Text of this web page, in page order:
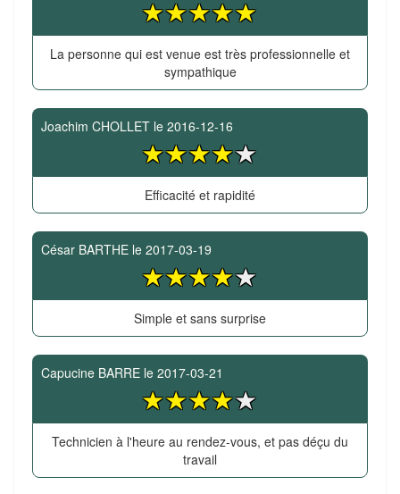
La personne qui est venue est très professionnelle et
sympathique
Joachim CHOLLET le 2016-12-16
Efficacité et rapidité
César BARTHE le 2017-03-19
Simple et sans surprise
Capucine BARRE le 2017-03-21
Technicien à l'heure au rendez-vous, et pas déçu du
travail